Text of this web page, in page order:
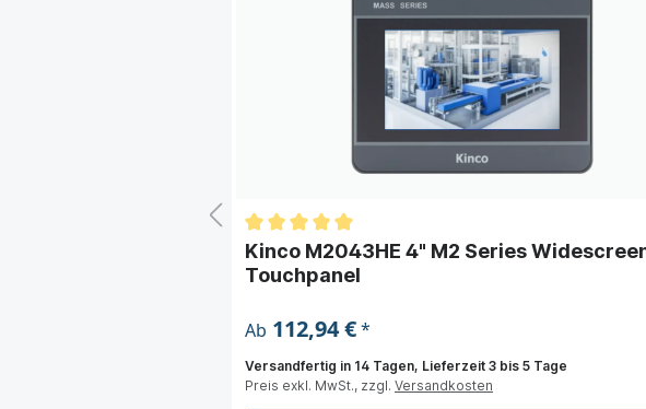
Kinco M2043HE 4" M2 Series
Touchpanel
Ab 112,94 €*
Versandfertig in 14 Tagen, Lieferzeit 3 bis 5 Tage
Preis exkl. MwSt., zzgl. Versandkosten